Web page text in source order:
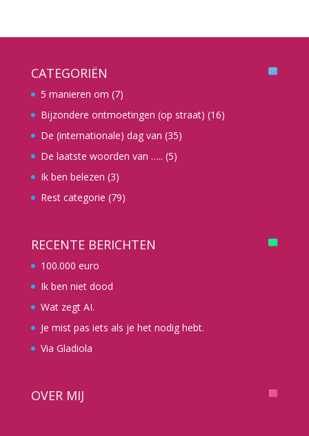
CATEGORIËN
5 manieren om (7)
Bijzondere ontmoetingen (op straat) (16)
De (internationale) dag van (35)
De laatste woorden van ….. (5)
Ik ben belezen (3)
Rest categorie (79)
RECENTE BERICHTEN
100.000 euro
Ik ben niet dood
Wat zegt AI.
Je mist pas iets als je het nodig hebt.
Via Gladiola
OVER MIJ